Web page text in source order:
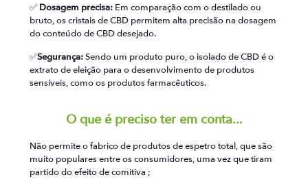
✅ Dosagem precisa: Em comparação com o destilado ou
bruto, os cristais de CBD permitem alta precisão na dosagem
do conteúdo de CBD desejado.
✅Segurança:Sendo um produto puro, o isolado de CBD é o
extrato de eleição para o desenvolvimento de produtos
sensíveis, como os produtos farmacêuticos.
O que é preciso ter em conta...
Não permite o fabrico de produtos de espetro total, que são
muito populares entre os consumidores, uma vez que tiram
partido do efeito de comitiva ;